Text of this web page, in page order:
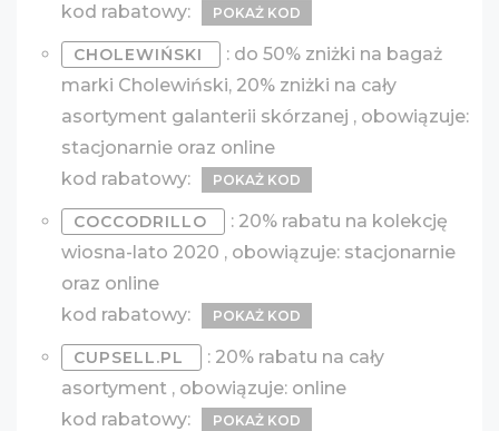
kod rabatowy:
POKAŻ KOD
CHOLEWIŃSKI
: do 50% zniżki na bagaż
marki Cholewiński, 20% zniżki na cały
asortyment galanterii skórzanej , obowiązuje:
stacjonarnie oraz online
kod rabatowy:
POKAŻ KOD
COCCODRILLO
: 20% rabatu na kolekcję
wiosna-lato 2020 , obowiązuje: stacjonarnie
oraz online
kod rabatowy:
POKAŻ KOD
CUPSELL.PL
: 20% rabatu na cały
asortyment , obowiązuje: online
kod rabatowy:
POKAŻ KOD